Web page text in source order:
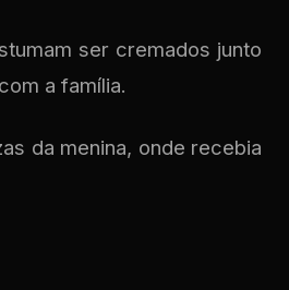
ser cremados junto
a família.
da menina, onde recebia